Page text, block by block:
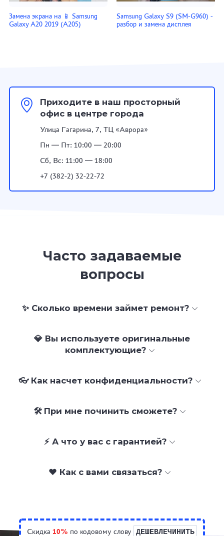
Замена экрана на 📱 Samsung
Galaxy A20 2019 (A205)
Samsung Galaxy S9 (SM-G960) -
разбор и замена дисплея
Приходите в наш просторный
офис в центре города
Улица Гагарина, 7, ТЦ «Аврора»
Пн — Пт: 10:00 — 20:00
Сб, Вс: 11:00 — 18:00
+7 (382-2) 32-22-72
Часто задаваемые
вопросы
✨ Сколько времени займет ремонт?
💎 Вы используете оригинальные
комплектующие?
👓 Как насчет конфиденциальности?
🛠 При мне починить сможете?
⚡ А что у вас с гарантией?
❤️ Как с вами связаться?
Скидка 10% по кодовому слову ДЕШЕВЛЕЧИНИТЬ